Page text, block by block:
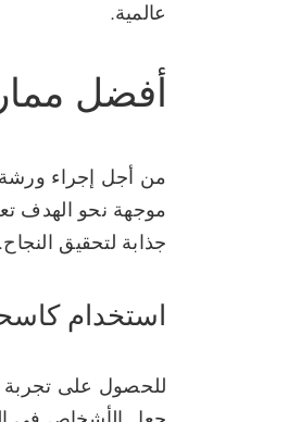
عالمية.
أفضل
من أجل إجراء
موجهة نحو الهدف
جذابة لتحقيق
استخدام
للحصول على تجربة